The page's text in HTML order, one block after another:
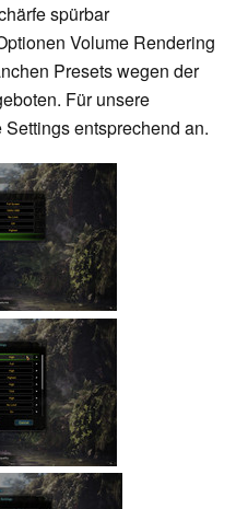
spürbar
Volume Rendering
Presets wegen der
Für unsere
entsprechend an.